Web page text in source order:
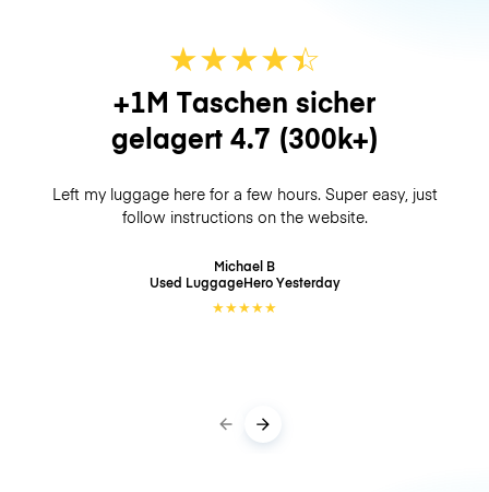
★★★★☆
★
+1M Taschen sicher
gelagert 4.7 (300k+)
Left my luggage here for a few hours. Super easy, just
follow instructions on the website.
Michael B
Used LuggageHeroYesterday
★★★★★